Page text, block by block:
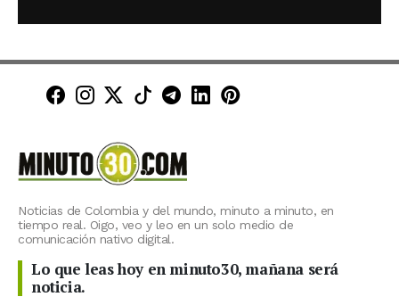
Minuto30 en Facebook
Minuto30 en Instagram
Minuto30 en X (Twitter)
Minuto30 en TikTok
Canal de Minuto30 en
Minuto30 en LinkedIn
Minuto30 en
Noticias de Colombia y del mundo, minuto a minuto, en
tiempo real. Oigo, veo y leo en un solo medio de
comunicación nativo digital.
Lo que leas hoy en minuto30, mañana será
noticia.